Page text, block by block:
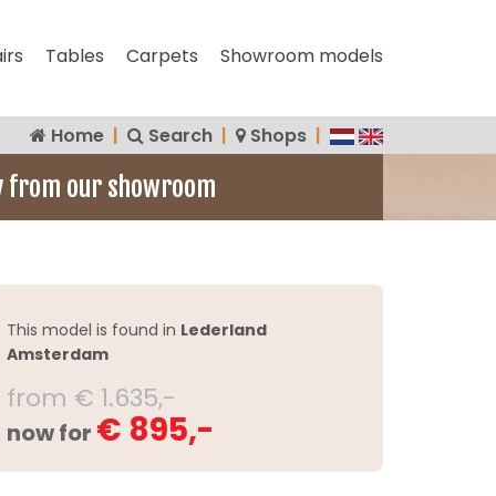
Tables Carpets Showroom models
Home | Search | Shops |
from our showroom
This model is found in Lederland
Amsterdam
from € 1.635,-
now for € 895,-